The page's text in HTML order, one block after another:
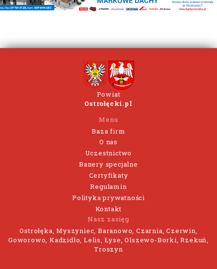
Powiat
Ostrołęcki.pl
Menu
Baza firm
O nas
Uczestnictwo
Banery specjalne
Certyfikaty
Regulamin
Polityka prywatności
Kontakt
Nasz zasięg
Ostrołęka, Myszyniec, Baranowo, Czarnia, Czerwin,
Goworowo, Kadzidło, Lelis, Łyse, Olszewo-Borki, Rzekuń,
Troszyn